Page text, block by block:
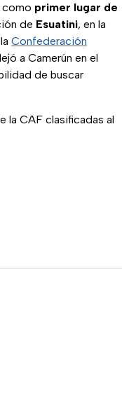
como primer lugar de
de Esuatini, en la
Confederación
a Camerún en el
de buscar
la CAF clasificadas al